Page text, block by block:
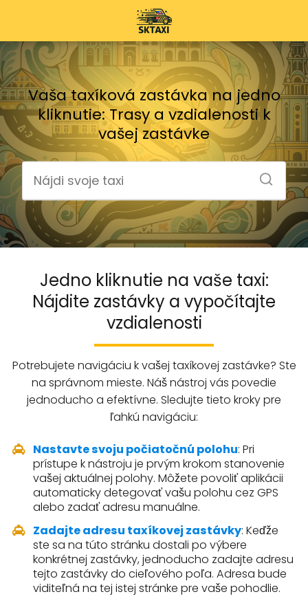
Vaša taxíková zastávka na jedno
kliknutie: Trasy a vzdialenosti k
vašej zastávke
Jedno kliknutie na vaše taxi:
Nájdite zastávky a vypočítajte
vzdialenosti
Potrebujete navigáciu k vašej taxíkovej zastávke? Ste
na správnom mieste. Náš nástroj vás povedie
jednoducho a efektívne. Sledujte tieto kroky pre
ľahkú navigáciu:
Nastavte svoju počiatočnú polohu: Pri
prístupe k nástroju je prvým krokom stanovenie
vašej aktuálnej polohy. Môžete povoliť aplikácii
automaticky detegovať vašu polohu cez GPS
alebo zadať adresu manuálne.
Zadajte adresu taxíkovej zastávky: Keďže
ste sa na túto stránku dostali po výbere
konkrétnej zastávky, jednoducho zadajte adresu
tejto zastávky do cieľového poľa. Adresa bude
viditeľná na tej istej stránke pre vaše pohodlie.